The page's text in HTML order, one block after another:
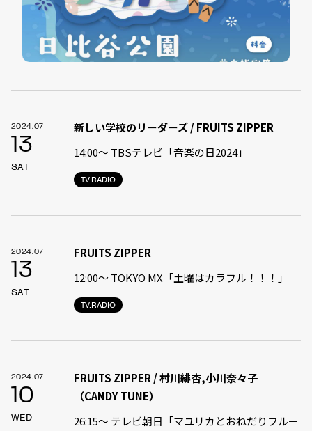
2024.07
13
SAT
TV.RADIO
新しい学校のリーダーズ / FRUITS ZIPPER
14:00〜 TBSテレビ「音楽の日2024」
2024.07
13
SAT
TV.RADIO
FRUITS ZIPPER
12:00〜 TOKYO MX「土曜はカラフル！！！」
2024.07
10
WED
FRUITS ZIPPER / 村川緋杏,小川奈々子
（CANDY TUNE）
26:15～ テレビ朝日「マユリカとおねだりフルー